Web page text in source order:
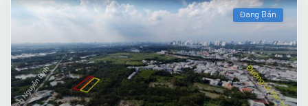
Đang Bán